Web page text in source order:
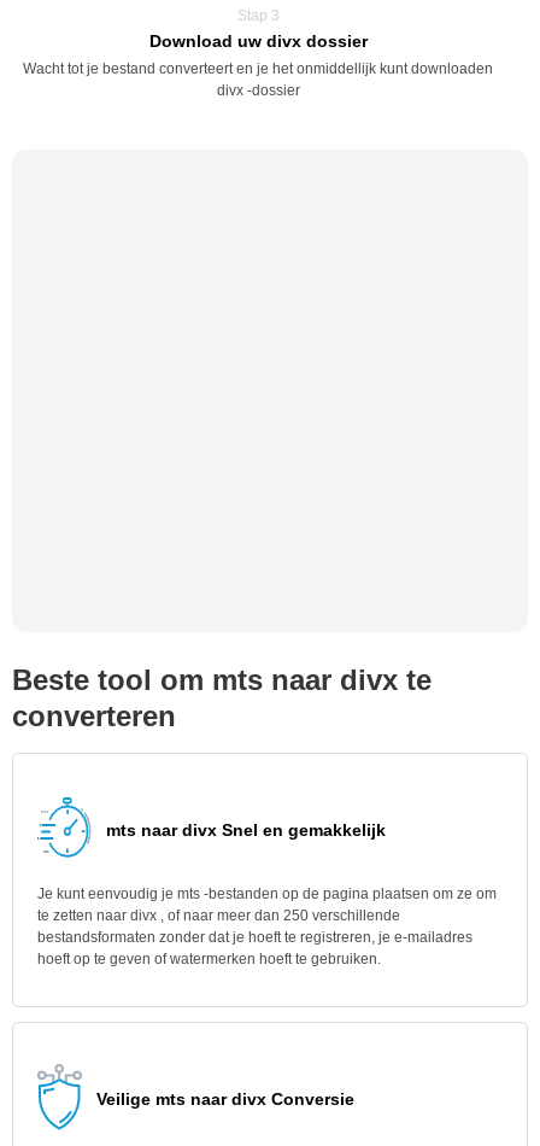
Stap 3
Download uw divx dossier
Wacht tot je bestand converteert en je het onmiddellijk kunt downloaden
divx -dossier
Beste tool om mts naar divx te
converteren
mts naar divx Snel en gemakkelijk
Je kunt eenvoudig je mts -bestanden op de pagina plaatsen om ze om
te zetten naar divx , of naar meer dan 250 verschillende
bestandsformaten zonder dat je hoeft te registreren, je e-mailadres
hoeft op te geven of watermerken hoeft te gebruiken.
Veilige mts naar divx Conversie